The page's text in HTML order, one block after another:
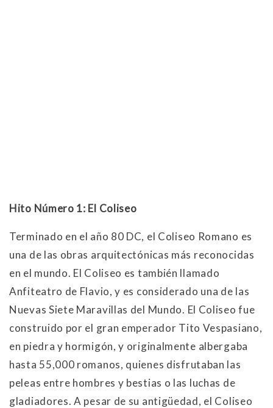
Hito Número 1: El Coliseo
Terminado en el año 80 DC, el Coliseo Romano es
una de las obras arquitectónicas más reconocidas
en el mundo. El Coliseo es también llamado
Anfiteatro de Flavio, y es considerado una de las
Nuevas Siete Maravillas del Mundo. El Coliseo fue
construido por el gran emperador Tito Vespasiano,
en piedra y hormigón, y originalmente albergaba
hasta 55,000 romanos, quienes disfrutaban las
peleas entre hombres y bestias o las luchas de
gladiadores. A pesar de su antigüedad, el Coliseo